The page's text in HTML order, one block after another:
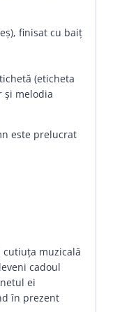
finisat cu baiț
(eticheta
și melodia
este prelucrat
muzicală
cadoul
ei
în prezent